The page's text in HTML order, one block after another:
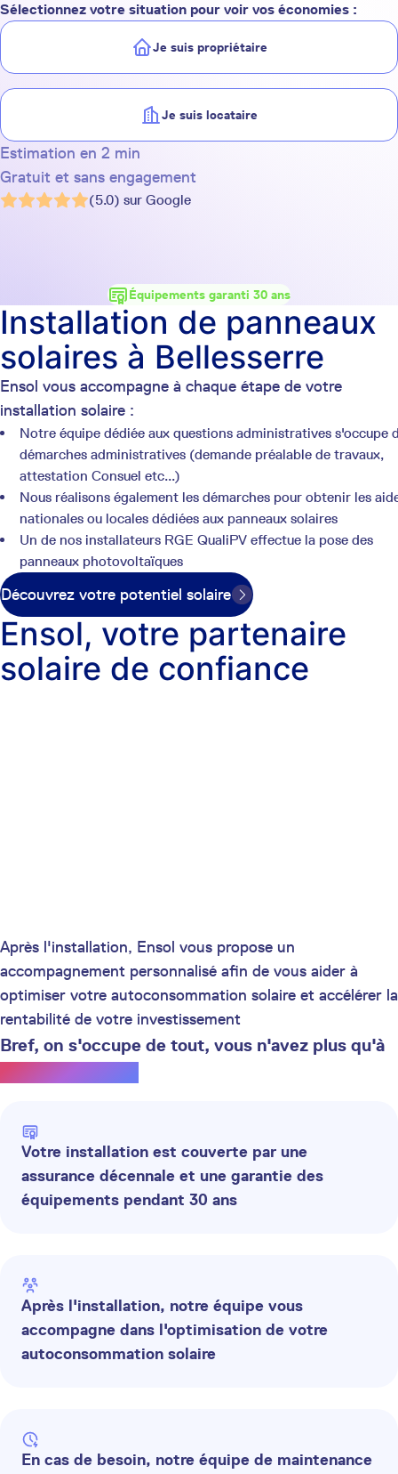
Sélectionnez votre situation pour voir vos économies :
Je suis propriétaire
Je suis locataire
Estimation en 2 min
Gratuit et sans engagement
(5.0) sur Google
Équipements garanti 30 ans
Ensol vous accompagne à chaque étape de votre
installation solaire :
Notre équipe dédiée aux questions administratives s'occupe
démarches administratives (demande préalable de travaux,
attestation Consuel etc...)
Nous réalisons également les démarches pour obtenir les
nationales ou locales dédiées aux panneaux solaires
Un de nos installateurs RGE QualiPV effectue la pose des
panneaux photovoltaïques
Découvrez votre potentiel solaire
Installation de panneaux
solaires à Bellesserre
Ensol, votre partenaire
solaire de confiance
Après l'installation, Ensol vous propose un
accompagnement personnalisé afin de vous aider à
optimiser votre autoconsommation solaire et accélérer la
rentabilité de votre investissement
Bref, on s'occupe de tout, vous n'avez plus qu'à
profiter du soleil.
Votre installation est couverte par une
assurance décennale et une garantie des
équipements pendant 30 ans
Après l'installation, notre équipe vous
accompagne dans l'optimisation de votre
autoconsommation solaire
En cas de besoin, notre équipe de maintenance